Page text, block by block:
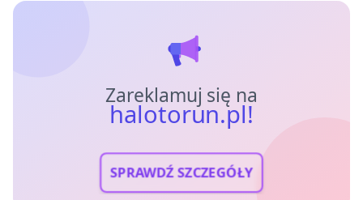
Zareklamuj się na
halotorun.pl!
SPRAWDŹ SZCZEGÓŁY